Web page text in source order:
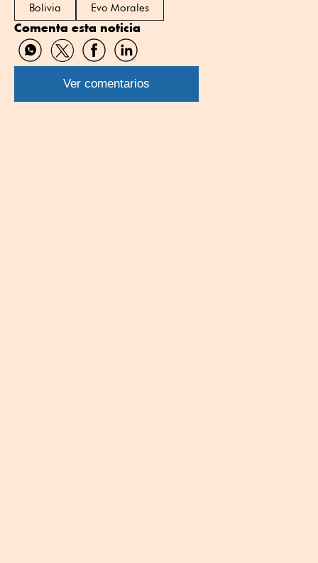
Bolivia Evo Morales
Comenta esta noticia
Compartir
por
WhatsApp
Compartir
por
Twitter
Compartir
por
Facebook
Compartir
por
Linkedin
Ver comentarios